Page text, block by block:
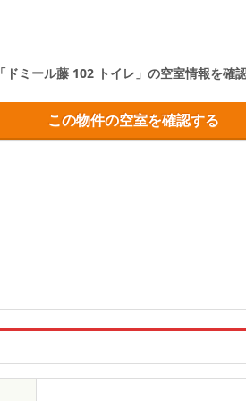
「ドミール藤 102 トイレ」 の空室情報を確
この物件の空室を確認する